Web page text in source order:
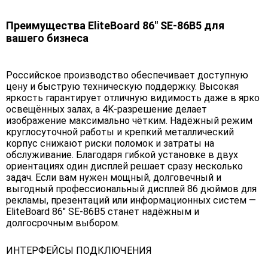
Преимущества EliteBoard 86" SE-86B5 для
вашего бизнеса
Российское производство обеспечивает доступную
цену и быструю техническую поддержку. Высокая
яркость гарантирует отличную видимость даже в ярко
освещённых залах, а 4K-разрешение делает
изображение максимально чётким. Надёжный режим
круглосуточной работы и крепкий металлический
корпус снижают риски поломок и затраты на
обслуживание. Благодаря гибкой установке в двух
ориентациях один дисплей решает сразу несколько
задач. Если вам нужен мощный, долговечный и
выгодный профессиональный дисплей 86 дюймов для
рекламы, презентаций или информационных систем —
EliteBoard 86" SE-86B5 станет надёжным и
долгосрочным выбором.
ИНТЕРФЕЙСЫ ПОДКЛЮЧЕНИЯ